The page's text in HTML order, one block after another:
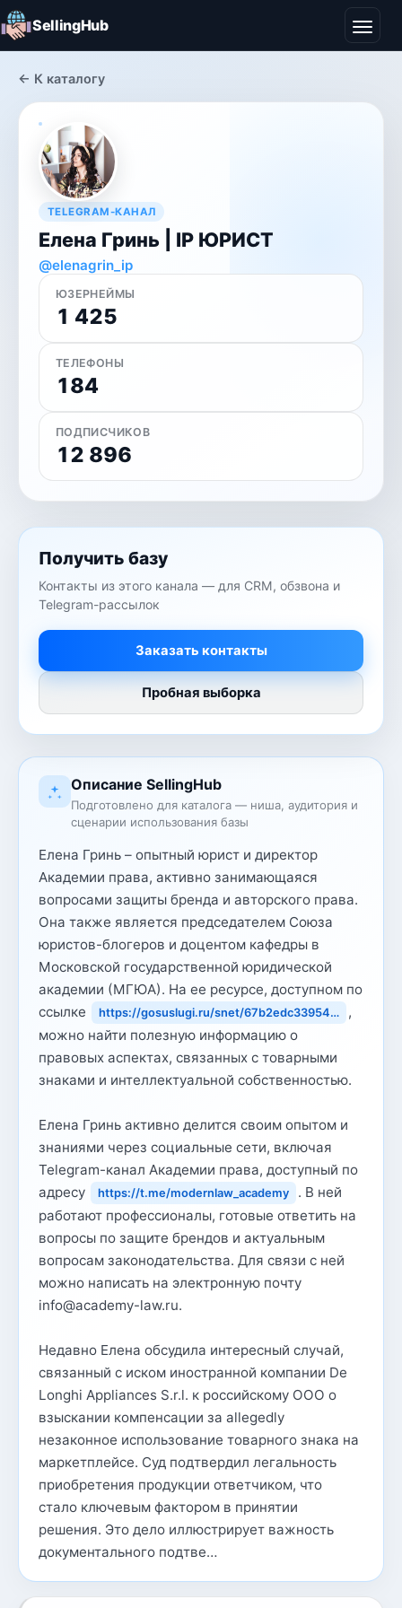
SellingHub
← К каталогу
TELEGRAM-КАНАЛ
Елена Гринь | IP ЮРИСТ
@elenagrin_ip
ЮЗЕРНЕЙМЫ
1 425
ТЕЛЕФОНЫ
184
ПОДПИСЧИКОВ
12 896
Описание SellingHub
Подготовлено для каталога — ниша, аудитория и
сценарии использования базы
Елена Гринь – опытный юрист и директор
Академии права, активно занимающаяся
вопросами защиты бренда и авторского права.
Она также является председателем Союза
юристов-блогеров и доцентом кафедры в
Московской государственной юридической
академии (МГЮА). На ее ресурсе, доступном по
ссылке
https://gosuslugi.ru/snet/67b2edc33954…
,
можно найти полезную информацию о
правовых аспектах, связанных с товарными
знаками и интеллектуальной собственностью.
Елена Гринь активно делится своим опытом и
знаниями через социальные сети, включая
Telegram-канал Академии права, доступный по
адресу
https://t.me/modernlaw_academy
. В ней
работают профессионалы, готовые ответить на
вопросы по защите брендов и актуальным
вопросам законодательства. Для связи с ней
можно написать на электронную почту
info@academy-law.ru.
Недавно Елена обсудила интересный случай,
связанный с иском иностранной компании De
Longhi Appliances S.r.l. к российскому ООО о
взыскании компенсации за allegedly
незаконное использование товарного знака на
маркетплейсе. Суд подтвердил легальность
приобретения продукции ответчиком, что
стало ключевым фактором в принятии
решения. Это дело иллюстрирует важность
документального подтве…
Получить базу
Контакты из этого канала — для CRM, обзвона и
Telegram-рассылок
Заказать контакты
Пробная выборка